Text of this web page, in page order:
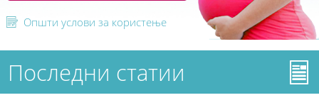
Општи услови за користење
Последни статии